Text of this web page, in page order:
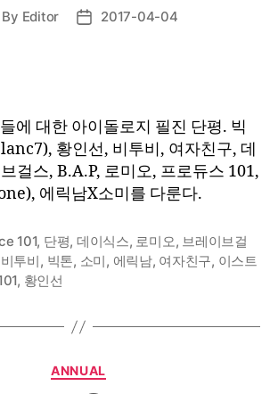
By Editor
Post2017-04-04
에 대한 아이돌로지 필진 단평. 빅
황인선, 비투비, 여자친구, 데
걸스, B.A.P, 로미오, 프로듀스 101,
에릭남X소미를 다룬다.
101, 단평, 데이식스, 로미오, 브레이브걸
비투비, 빅톤, 소미, 에릭남, 여자친구, 이스트
, 황인선
Categories
ANNUAL